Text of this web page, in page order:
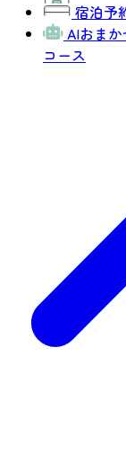
宿泊予
AIおまか
コース